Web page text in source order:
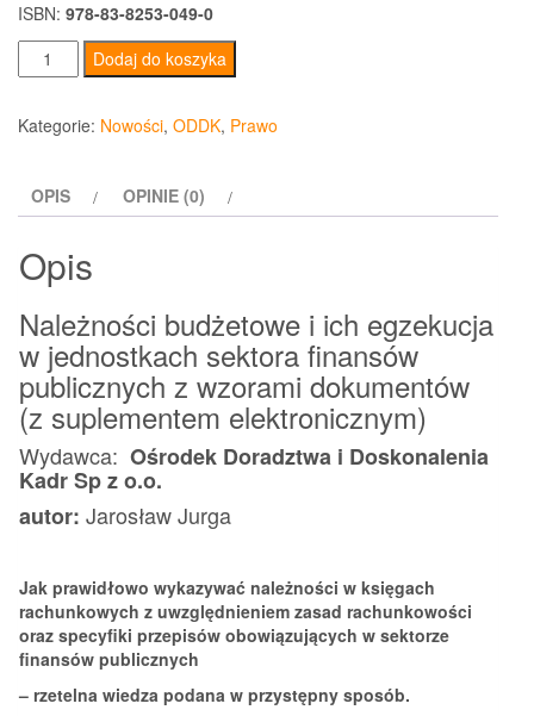
ISBN: 978-83-8253-049-0
ilość
Należności
budżetowe
egzekucja
jednostkach
sektora
finansów
publicznych
Dodaj do koszyka
Kategorie: Nowości, ODDK, Prawo
OPIS OPINIE (0)
Opis
Należności budżetowe i ich egzekucja
w jednostkach sektora finansów
publicznych z wzorami dokumentów
(z suplementem elektronicznym)
Wydawca: Ośrodek Doradztwa i Doskonalenia
Kadr Sp z o.o.
autor: Jarosław Jurga
Jak prawidłowo wykazywać należności w księgach
rachunkowych z uwzględnieniem zasad rachunkowości
oraz specyfiki przepisów obowiązujących w sektorze
finansów publicznych
– rzetelna wiedza podana w przystępny sposób.